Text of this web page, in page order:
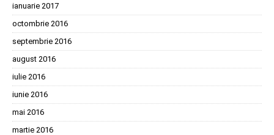
ianuarie 2017
octombrie 2016
septembrie 2016
august 2016
iulie 2016
iunie 2016
mai 2016
martie 2016